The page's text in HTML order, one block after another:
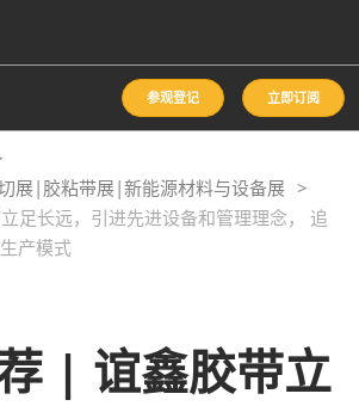
参观登记 立即订阅
展|胶粘带展|新能源材料与设备展
足长远，引进先进设备和管理理念， 追
产模式
| 谊鑫胶带立